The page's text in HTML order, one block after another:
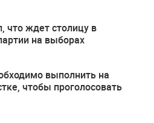
что ждет столицу в
на выборах
выполнить на
чтобы проголосовать